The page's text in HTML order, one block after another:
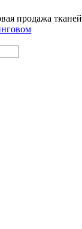
продажа тканей